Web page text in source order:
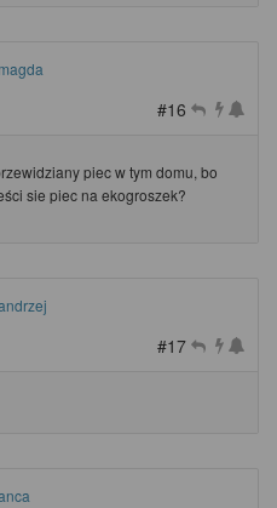
magda
#16
piec w tym domu, bo
sie piec na ekogroszek?
#17